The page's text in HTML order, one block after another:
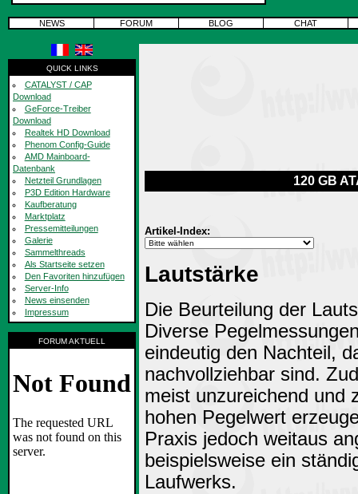
NEWS FORUM BLOG CHAT
QUICK LINKS
CATALYST / CAP
Download
GeForce-Treiber
Download
Realtek HD Download
Phenom Config-Guide
AMD Mainboard-
Datenbank
Netzteil Grundlagen
P3D Edition Hardware
Kaufberatung
Marktplatz
Pressemitteilungen
Galerie
Sammelthreads
Als Startseite setzen
Den Favoriten hinzufügen
Server-Info
News einsenden
Impressum
FORUM AKTUELL
120 GB
Artikel-Index:
Lautstärke
Die Beurteilung der
Diverse
eindeutig den Nachteil,
nachvollziehbar sind.
meist unzureichend und
hohen Pegelwert
Praxis jedoch weitaus
beispielsweise ein
Laufwerks.